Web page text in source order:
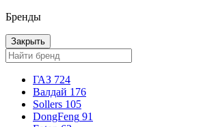
Бренды
Закрыть
ГАЗ 724
Валдай 176
Sollers 105
DongFeng 91